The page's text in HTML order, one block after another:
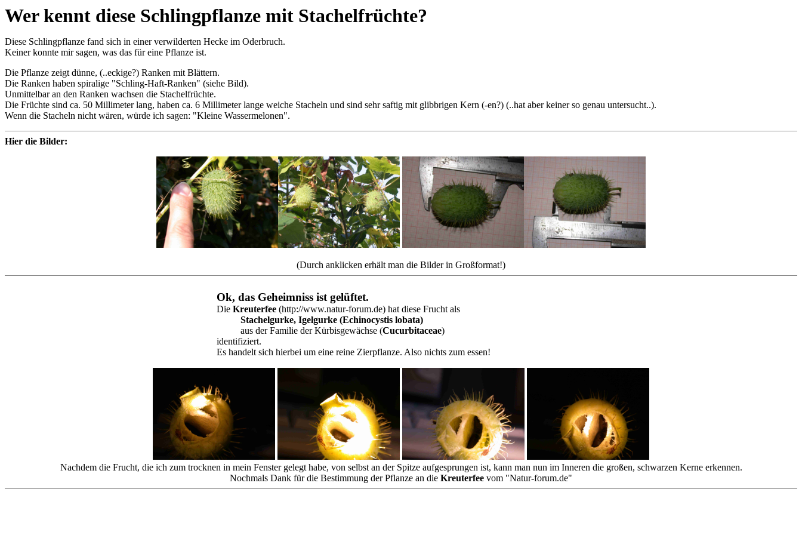
Wer kennt diese Schlingpflanze mit Stachelfrüchte?
Diese Schlingpflanze fand sich in einer verwilderten Hecke im Oderbruch.
Keiner konnte mir sagen, was das für eine Pflanze ist.
Die Pflanze zeigt dünne, (..eckige?) Ranken mit Blättern.
Die Ranken haben spiralige "Schling-Haft-Ranken" (siehe Bild).
Unmittelbar an den Ranken wachsen die Stachelfrüchte.
Die Früchte sind ca. 50 Millimeter lang, haben ca. 6 Millimeter lange weiche Stacheln und sind sehr saftig mit glibbrigen Kern (-en?) (..hat aber keiner so genau untersucht..).
Wenn die Stacheln nicht wären, würde ich sagen: "Kleine Wassermelonen".
Hier die Bilder:
(Durch anklicken erhält man die Bilder in Großformat!)
Ok, das Geheimniss ist gelüftet.
Die Kreuterfee (http://www.natur-forum.de) hat diese Frucht als
Stachelgurke, Igelgurke (Echinocystis lobata)
aus der Familie der Kürbisgewächse (Cucurbitaceae)
identifiziert.
Es handelt sich hierbei um eine reine Zierpflanze. Also nichts zum essen!
Nachdem die Frucht, die ich zum trocknen in mein Fenster gelegt habe, von selbst an der Spitze aufgesprungen ist, kann man nun im Inneren die großen, schwarzen Kerne erkennen.
Nochmals Dank für die Bestimmung der Pflanze an die Kreuterfee vom "Natur-forum.de"